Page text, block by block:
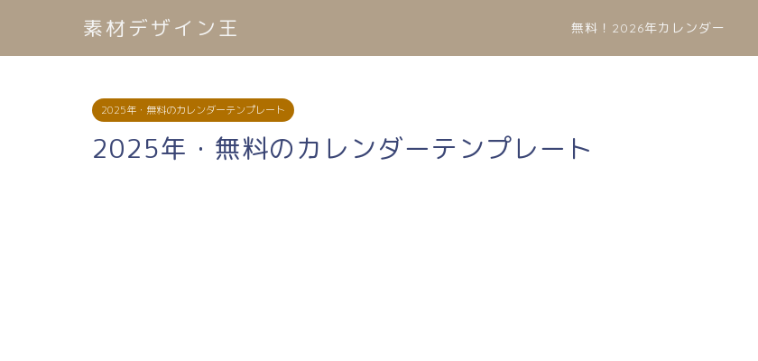
素材デザイン王 無料！2026年カレンダー
2025年・無料のカレンダーテンプレート
2025年・無料のカレンダーテンプレート